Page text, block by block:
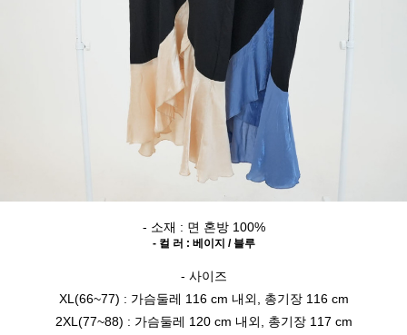
- 소재 : 면 혼방 100%
- 컬 러 : 베이지 / 블루
- 사이즈
XL(66~77) : 가슴둘레 116 cm 내외, 총기장 116 cm
2XL(77~88) : 가슴둘레 120 cm 내외, 총기장 117 cm